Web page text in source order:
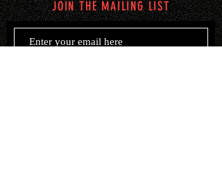
JOIN THE MAILING LIST